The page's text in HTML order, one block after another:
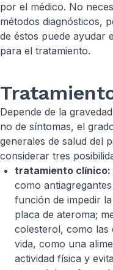
por el médico. No
métodos diagnósticos,
de éstos puede ayudar
para el tratamiento.
Depende de la
no de síntomas, el
generales de salud del
considerar tres
tratamiento clínico:
como
función de impedir
placa de ateroma;
colesterol, como las
vida, como una
actividad física y